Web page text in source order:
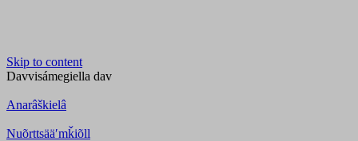
Skip to content
Davvisámegiella dav
Anarâškielâ
Nuõrttsääʹmǩiõll